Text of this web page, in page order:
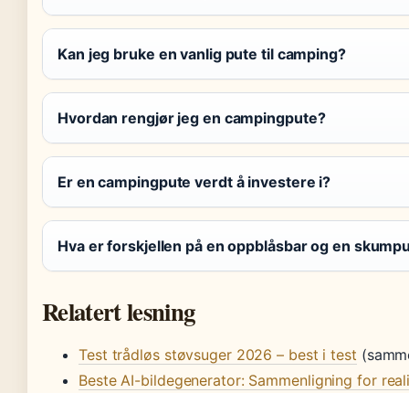
Kan jeg bruke en vanlig pute til camping?
Hvordan rengjør jeg en campingpute?
Er en campingpute verdt å investere i?
Hva er forskjellen på en oppblåsbar og en
Relatert lesning
Test trådløs støvsuger 2026 – best i test
Beste AI-bildegenerator: Sammenligning for